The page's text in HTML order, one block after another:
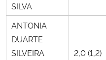
Advocacia-Geral da União
Banco Central do Brasil
SILVA
ANTONIA
DUARTE
SILVEIRA
2,0 (1,2)